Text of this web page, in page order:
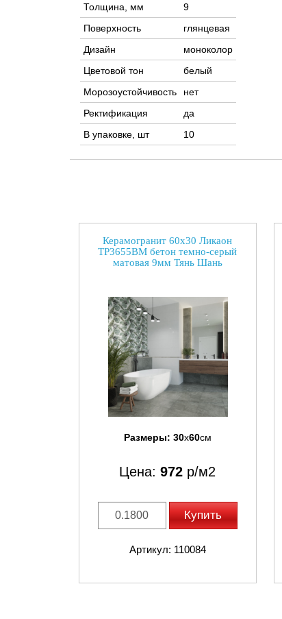
Толщина, мм
9
Поверхность
глянцевая
Дизайн
моноколор
Цветовой тон
белый
Морозоустойчивость
нет
Ректификация
да
В упаковке, шт
10
Керамогранит 60x30 Ликаон
TP3655BM бетон темно-серый
матовая 9мм Тянь Шань
Размеры: 30x60см
Цена: 972 р/м2
Купить
Артикул: 110084